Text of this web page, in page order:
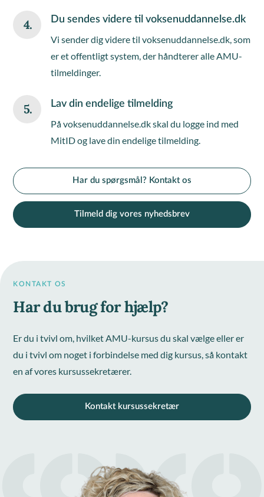
4. Du sendes videre til voksenuddannelse.dk
Vi sender dig videre til voksenuddannelse.dk, som
er et offentligt system, der håndterer alle AMU-
tilmeldinger.
5. Lav din endelige tilmelding
På voksenuddannelse.dk skal du logge ind med
MitID og lave din endelige tilmelding.
Har du spørgsmål? Kontakt os
Tilmeld dig vores nyhedsbrev
KONTAKT OS
Har du brug for hjælp?
Er du i tvivl om, hvilket AMU-kursus du skal vælge eller er
du i tvivl om noget i forbindelse med dig kursus, så kontakt
en af vores kursussekretærer.
Kontakt kursussekretær